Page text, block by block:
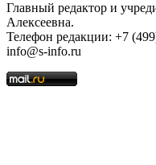
Главный редактор и
Алексеевна.
Телефон редакции: +7
info@s-info.ru